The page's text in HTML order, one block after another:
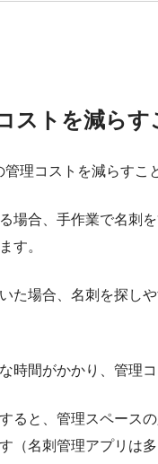
トを減らす
理コストを減らすこ
場合、手作業で名刺
す。
た場合、名刺を探し
時間がかかり、管理
ると、管理スペース
（名刺管理アプリは